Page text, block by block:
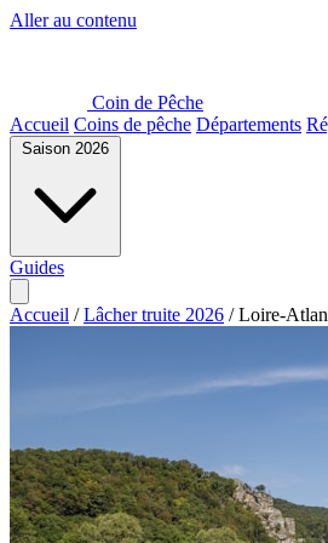
Aller au contenu
Coin de Pêche
Accueil Coins de pêche Départements
Saison 2026
Guides
Accueil / Lâcher truite 2026 / Loire-